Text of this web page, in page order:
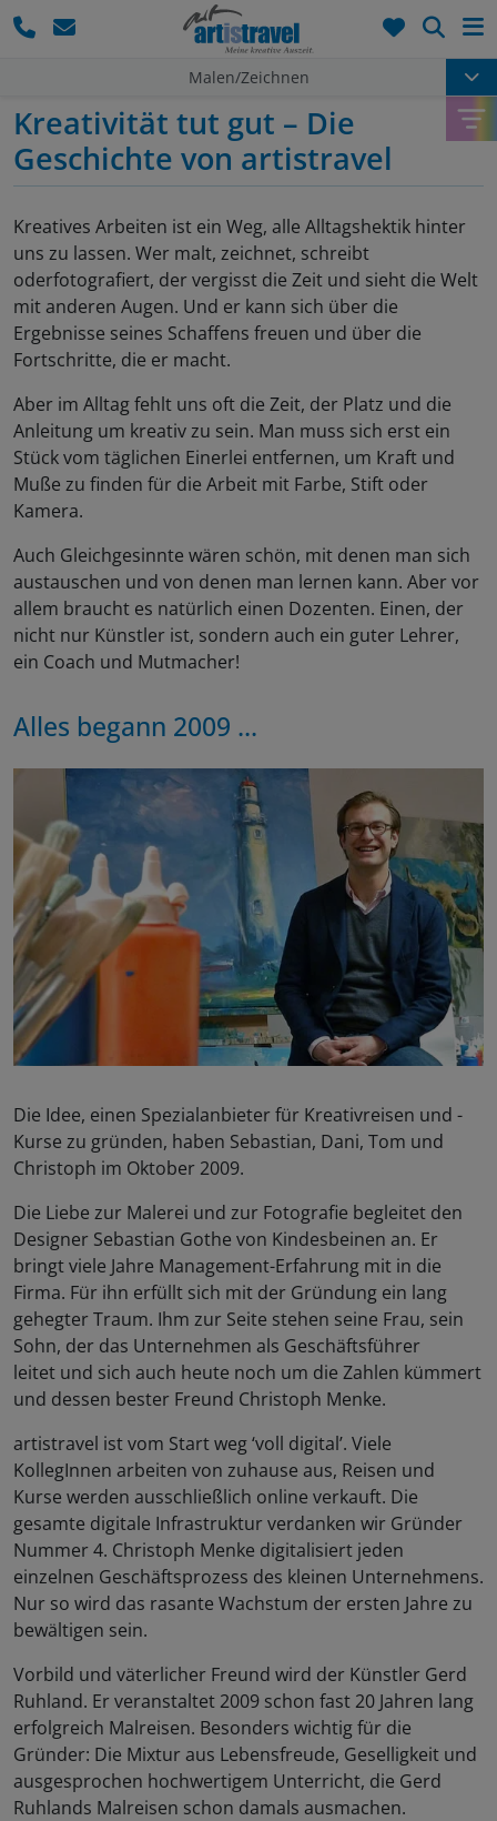
Malen/Zeichnen
Kreativität tut gut – Die
Geschichte von artistravel
Kreatives Arbeiten ist ein Weg, alle Alltagshektik hinter
uns zu lassen. Wer malt, zeichnet, schreibt
oderfotografiert, der vergisst die Zeit und sieht die Welt
mit anderen Augen. Und er kann sich über die
Ergebnisse seines Schaffens freuen und über die
Fortschritte, die er macht.
Aber im Alltag fehlt uns oft die Zeit, der Platz und die
Anleitung um kreativ zu sein. Man muss sich erst ein
Stück vom täglichen Einerlei entfernen, um Kraft und
Muße zu finden für die Arbeit mit Farbe, Stift oder
Kamera.
Auch Gleichgesinnte wären schön, mit denen man sich
austauschen und von denen man lernen kann. Aber vor
allem braucht es natürlich einen Dozenten. Einen, der
nicht nur Künstler ist, sondern auch ein guter Lehrer,
ein Coach und Mutmacher!
Alles begann 2009 ...
Die Idee, einen Spezialanbieter für Kreativreisen und -
Kurse zu gründen, haben Sebastian, Dani, Tom und
Christoph im Oktober 2009.
Die Liebe zur Malerei und zur Fotografie begleitet den
Designer Sebastian Gothe von Kindesbeinen an. Er
bringt viele Jahre Management-Erfahrung mit in die
Firma. Für ihn erfüllt sich mit der Gründung ein lang
gehegter Traum. Ihm zur Seite stehen seine Frau, sein
Sohn, der das Unternehmen als Geschäftsführer
leitet und sich auch heute noch um die Zahlen kümmert
und dessen bester Freund Christoph Menke.
artistravel ist vom Start weg ‘voll digital’. Viele
KollegInnen arbeiten von zuhause aus, Reisen und
Kurse werden ausschließlich online verkauft. Die
gesamte digitale Infrastruktur verdanken wir Gründer
Nummer 4. Christoph Menke digitalisiert jeden
einzelnen Geschäftsprozess des kleinen Unternehmens.
Nur so wird das rasante Wachstum der ersten Jahre zu
bewältigen sein.
Vorbild und väterlicher Freund wird der Künstler Gerd
Ruhland. Er veranstaltet 2009 schon fast 20 Jahren lang
erfolgreich Malreisen. Besonders wichtig für die
Gründer: Die Mixtur aus Lebensfreude, Geselligkeit und
ausgesprochen hochwertigem Unterricht, die Gerd
Ruhlands Malreisen schon damals ausmachen.